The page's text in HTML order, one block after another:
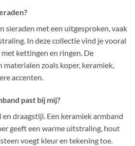
sieraden met een uitgesproken, vaak
In deze collectie vind je vooral
kettingen en ringen. De
zoals koper, keramiek,
accenten.
past bij mij?
draagstijl. Een keramiek armband
geeft een warme uitstraling, hout
voegt kleur en tekening toe.